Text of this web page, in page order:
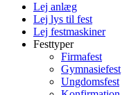
Lej anlæg
Lej lys til fest
Lej festmaskiner
Festtyper
Firmafest
Gymnasiefest
Ungdomsfest